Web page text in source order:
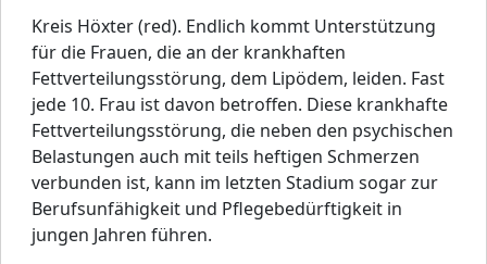
Kreis Höxter (red). Endlich kommt Unterstützung
für die Frauen, die an der krankhaften
Fettverteilungsstörung, dem Lipödem, leiden. Fast
jede 10. Frau ist davon betroffen. Diese krankhafte
Fettverteilungsstörung, die neben den psychischen
Belastungen auch mit teils heftigen Schmerzen
verbunden ist, kann im letzten Stadium sogar zur
Berufsunfähigkeit und Pflegebedürftigkeit in
jungen Jahren führen.